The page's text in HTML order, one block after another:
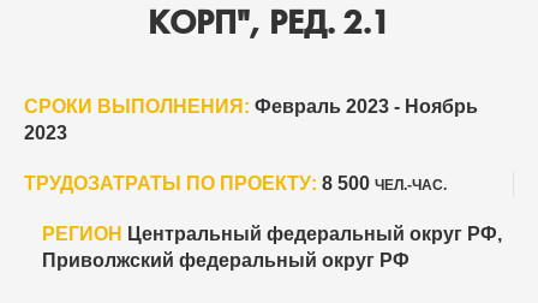
КОРП", РЕД. 2.1
СРОКИ ВЫПОЛНЕНИЯ: Февраль 2023 - Ноябрь
2023
ТРУДОЗАТРАТЫ ПО ПРОЕКТУ: 8 500 ЧЕЛ.-ЧАС.
РЕГИОН Центральный федеральный округ РФ,
Приволжский федеральный округ РФ